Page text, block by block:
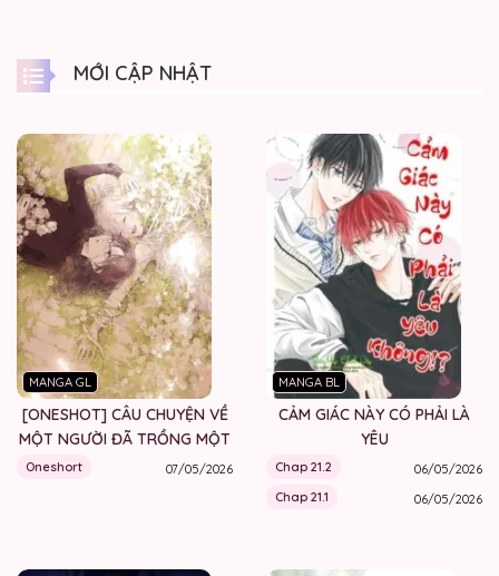
MỚI CẬP NHẬT
MANGA GL
[ONESHOT] CÂU CHUYỆN VỀ
MỘT NGƯỜI ĐÃ TRỒNG MỘT
Oneshort 07/05/2026
MANGA BL
CẢM GIÁC NÀY CÓ PHẢI LÀ
YÊU
Chap 21.2
06/05/2026
Chap 21.1
06/05/2026